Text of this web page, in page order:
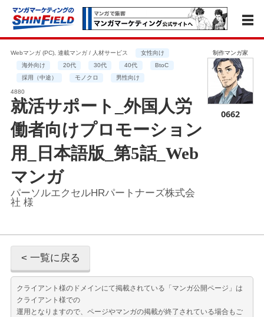
Webマンガ (PC), 連載マンガ / 人材サービス
女性向け
海外向け
20代 30代 40代
BtoC
採用（中途）
モノクロ 男性向け
4880
就活サポート_外国人労
働者向けプロモーション
用_日本語版_第5話_Web
マンガ
パーソルエクセルHRパートナーズ株式会
社 様
制作マンガ家
0662
< 一覧に戻る
クライアント様のドメインにて掲載されている「マンガ公開ページ」は
クライアント様での
運用となりますので、ページやマンガの掲載が終了されている場合もご